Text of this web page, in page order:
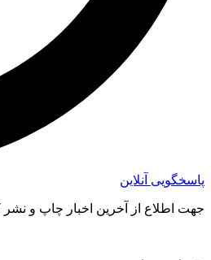
پاسخگویی آنلاین
جهت اطلاع از آخرین اخبار چاپ و